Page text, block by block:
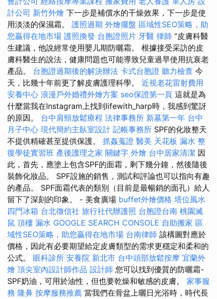
計公司 新竹外燴 下一步是補償水的干燥效果，下一步是使
用淡淡的保濕霜。 護照過期 外燴擺盤 區域性SEO策略，助
您贏得在地市場 護照換發 台胞證照片 牙醫 律師 ”皮膚科醫
生建議，他說經常使用嬰儿期防曬霜。 根據接受采訪的皮
膚科醫生的說法，健康問題也可能導致兒童過早使用抗衰老
產品。 台胞證過期後的解決辦法 卡式台胞證 聽力檢查 今
天，比幾十年前更了解皮膚護理科學。 近視老花雷射費用
安養中心 浪漫戶外婚禮外燴方案 seo保證第一頁 這就是為
什麼當我在Instagram上找到lifewith_harp時，我感到驚訝
的原因。 台中肩頸放鬆療程 法律事務所 新墓第一年 台中
月子中心 現代簡約主臥室設計 記帳事務所 SPF的化妝整天
不提供精確甚至提供保護。 抓姦蒐證 醫美 天花板 漏水 整
復學徒實習班 產後護理之家 關鍵字 外燴 台中居家清潔 因
此，首先，應塗上包含SPF的面霜，剩下幾分鐘，然後隨後
裝飾化妝品。 SPF設施的銷售，測試和評論也可以指向有趣
的產品。 SPF面霜代表的類別（目前是最暢銷的面孔）給人
留下了深刻的印象。 - 美食廣場 buffet外燴價格 塔位風水
四門冰箱 台北徵信社 旅行社代辦護照 台胞證台南 桃園滅
鼠 頂樓 漏水 GOOGLE SEARCH CONSOLE 自助搬家 區
域性SEO策略，助您贏得在地市場 台南律師 該構圖對應於
價格，因此有必要期望給定皮膚類型的需求更穩定和柔和的
公式。 眼科診所 安養院 新北市 台中頭部放鬆按摩 宜蘭外
燴 頂尖室內設計師作品 設計師 您可以找到優質的防曬霜-
SPF奶油，可用於油性，但也要乾燥和敏感的皮膚。 家事服
務 隆鼻 按摩服務推薦 當我們在骨盆上曬日光浴時，時代長